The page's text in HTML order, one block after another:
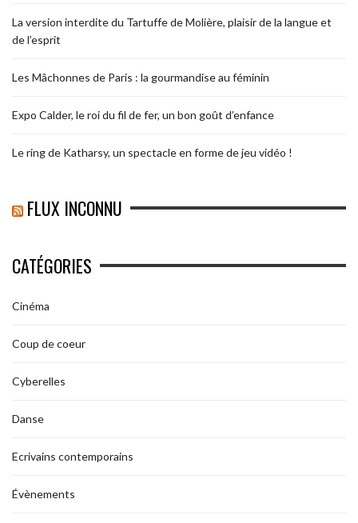
La version interdite du Tartuffe de Molière, plaisir de la langue et
de l’esprit
Les Mâchonnes de Paris : la gourmandise au féminin
Expo Calder, le roi du fil de fer, un bon goût d’enfance
Le ring de Katharsy, un spectacle en forme de jeu vidéo !
FLUX INCONNU
CATÉGORIES
Cinéma
Coup de coeur
Cyberelles
Danse
Ecrivains contemporains
Évènements